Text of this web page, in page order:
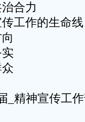
合力
工作的生命线
_精神宣传工